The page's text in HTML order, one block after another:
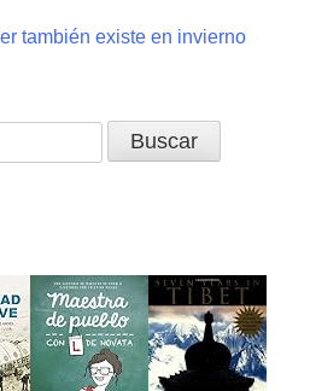
también existe en invierno